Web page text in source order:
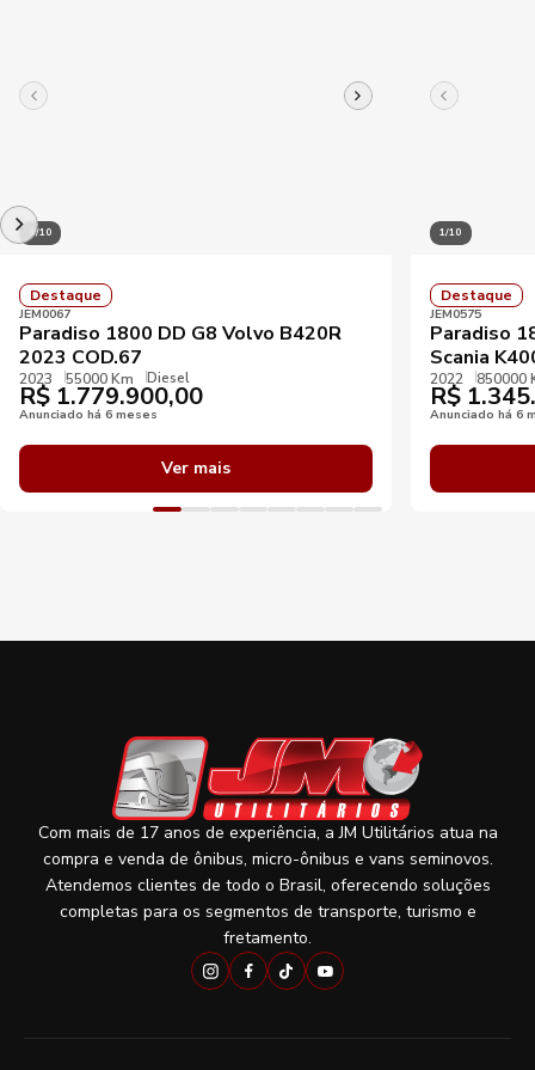
1/10
Destaque
JEM0067
Paradiso 1800 DD G8 Volvo B420R
2023 COD.67
2023 55000 Km Diesel
R$ 1.779.900,00
Anunciado há 6 meses
Ver mais
1/10
Destaque
JEM0575
Paradiso
Scania
2022 850000
R$
Anunciado há 6
Com mais de 17 anos de experiência, a JM Utilitários atua na
compra e venda de ônibus, micro-ônibus e vans seminovos.
Atendemos clientes de todo o Brasil, oferecendo soluções
completas para os segmentos de transporte, turismo e
fretamento.